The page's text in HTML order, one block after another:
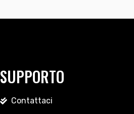
SUPPORTO
Contattaci